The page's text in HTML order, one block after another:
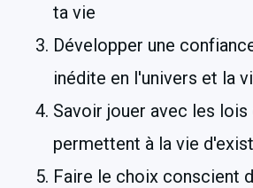
ta vie
Développer une
inédite en l'univers et la
Savoir jouer avec les
permettent à la vie
Faire le choix conscient